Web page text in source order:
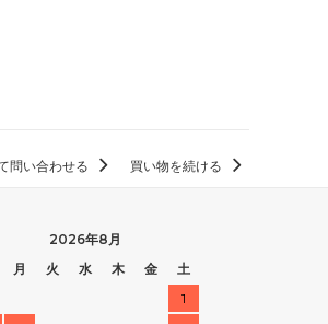
問い合わせる 買い物を続ける
2026年8月
月 火 水 木 金
土
1